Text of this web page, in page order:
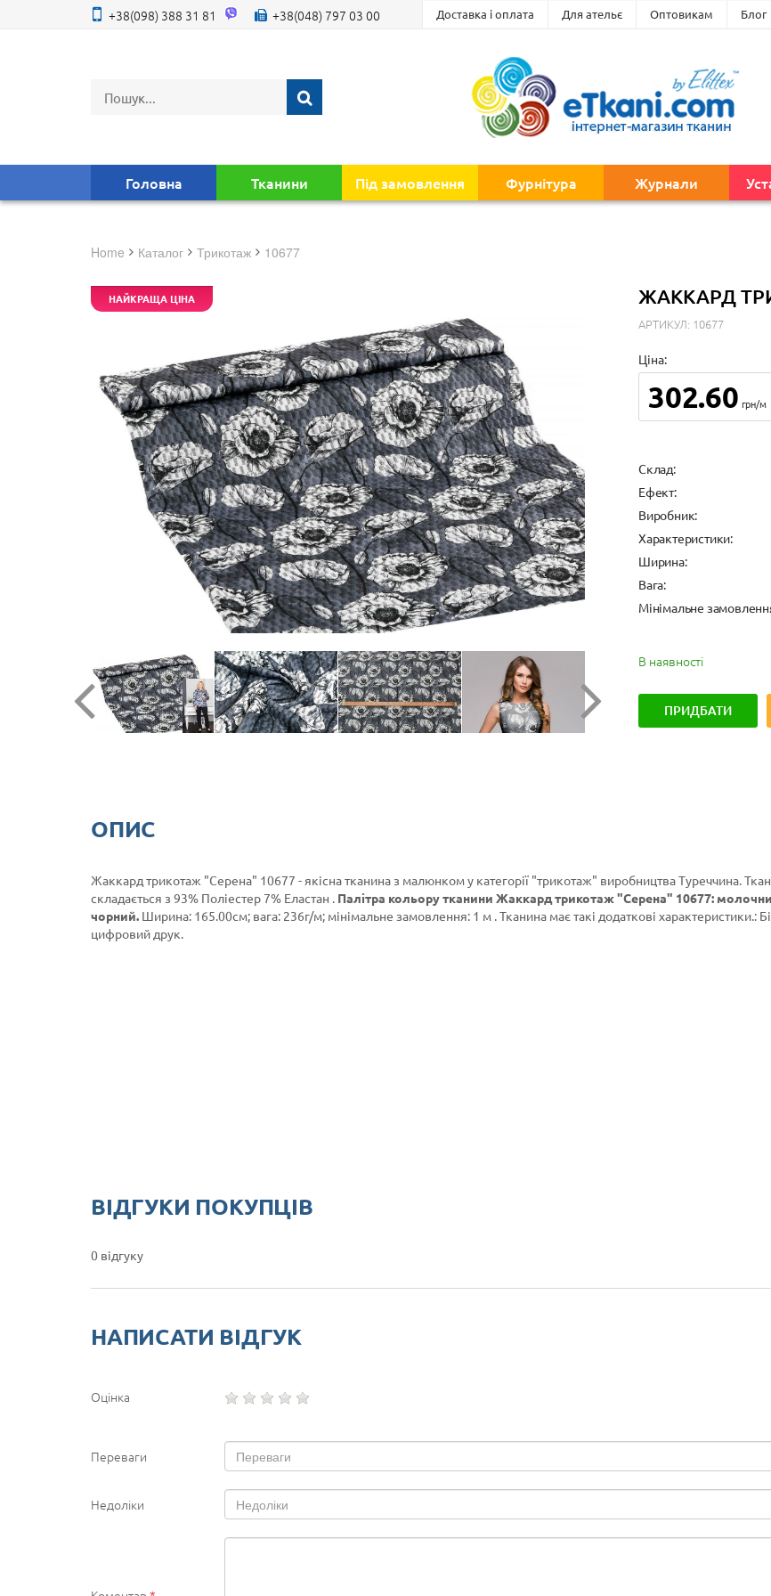
+38(098) 388 31 81 +38(048) 797 03 00 Доставка і оплата Для ательє Оптовикам Блог
Головна Тканини Під замовлення Фурнітура Журнали
Home Каталог трикотаж 10677
НАЙКРАЩА ЦІНА ЖАККАРД
АРТИКУЛ: 10677
Ціна:
302.60 грн/м
Cклад:
Ефект:
Виробник:
Характеристики:
Ширина:
Вага:
Мінімальне
В наявності
ПРИДБАТИ
ОПИС
Жаккард трикотаж "Серена" 10677 - якісна тканина з малюнком у категорії "трикотаж" виробництва Туреччина.
складається з 93% Поліестер 7% Еластан . Палітра кольору тканини Жаккард трикотаж "Серена" 10677:
чорний. Ширина: 165.00см; вага: 236г/м; мінімальне замовлення: 1 м . Тканина має такі додаткові характеристики.:
цифровий друк.
ВІДГУКИ ПОКУПЦІВ
0 відгуку
НАПИСАТИ ВІДГУК
Оцінка
Переваги
Недоліки